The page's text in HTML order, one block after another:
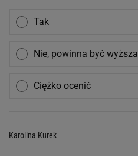
Tak
Nie, powinna być wyższa
Ciężko ocenić
Karolina Kurek